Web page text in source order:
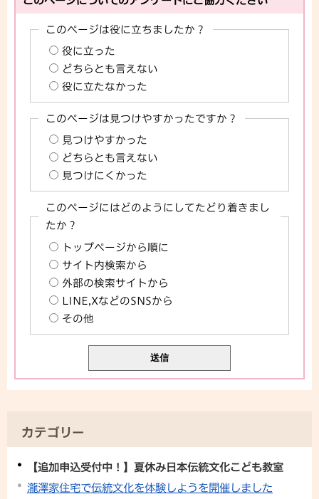
このページは役に立ちましたか？
役に立った
どちらとも言えない
役に立たなかった
このページは見つけやすかったですか？
見つけやすかった
どちらとも言えない
見つけにくかった
このページにはどのようにしてたどり着きまし
たか？
トップページから順に
サイト内検索から
外部の検索サイトから
LINE,XなどのSNSから
その他
カテゴリー
【追加申込受付中！】夏休み日本伝統文化こども教室
瀧澤家住宅で伝統文化を体験しようを開催しました